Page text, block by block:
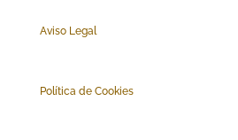
Aviso Legal
Política de Cookies